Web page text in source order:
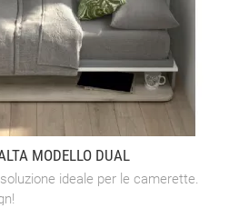
MODELLO DUAL
ideale per le camerette.